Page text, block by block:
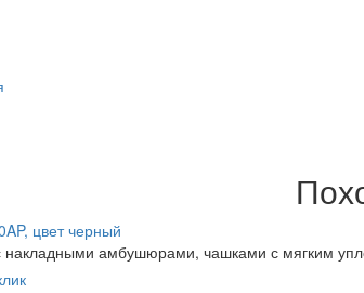
цвет черный
накладными амбушюрами, чашками с мягким